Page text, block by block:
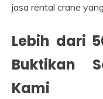
jasa rental crane
Lebih dari
Buktikan
Kami